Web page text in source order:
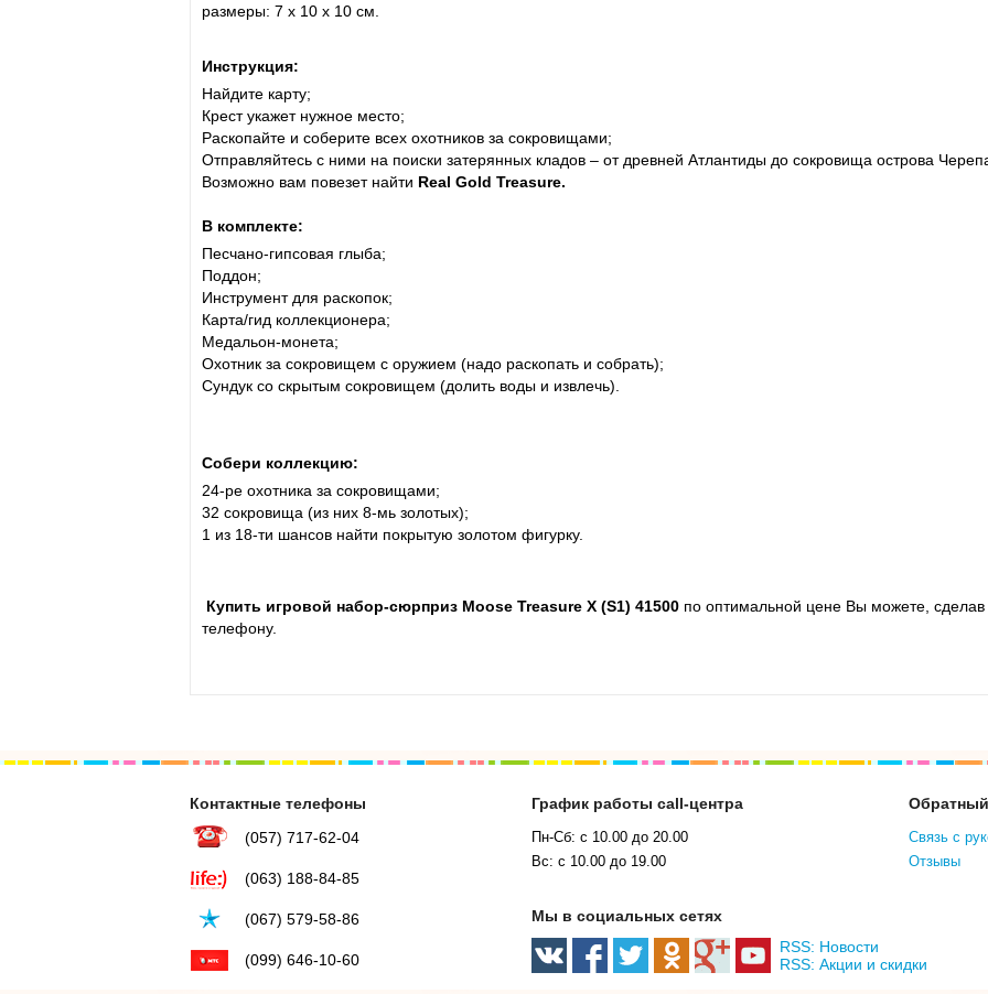
размеры: 7 x 10 x 10 см.
Инструкция:
Найдите карту;
Крест укажет нужное место;
Раскопайте и соберите всех охотников за сокровищами;
Отправляйтесь с ними на поиски затерянных кладов – от древней Атлантиды до сокровища острова
Возможно вам повезет найти Real Gold Treasure.
В комплекте:
Песчано-гипсовая глыба;
Поддон;
Инструмент для раскопок;
Карта/гид коллекционера;
Медальон-монета;
Охотник за сокровищем с оружием (надо раскопать и собрать);
Сундук со скрытым сокровищем (долить воды и извлечь).
Собери коллекцию:
24-ре охотника за сокровищами;
32 сокровища (из них 8-мь золотых);
1 из 18-ти шансов найти покрытую золотом фигурку.
Купить игровой набор-сюрприз Moose Treasure X (S1) 41500 по оптимальной цене Вы можете, сделав
телефону.
Контактные телефоны
(057) 717-62-04
(063) 188-84-85
(067) 579-58-86
(099) 646-10-60
График работы call-центра
Пн-Сб: с 10.00 до 20.00
Вс: с 10.00 до 19.00
Связь с
Отзывы
Мы в социальных сетях
RSS: Новости
RSS: Акции и скидки